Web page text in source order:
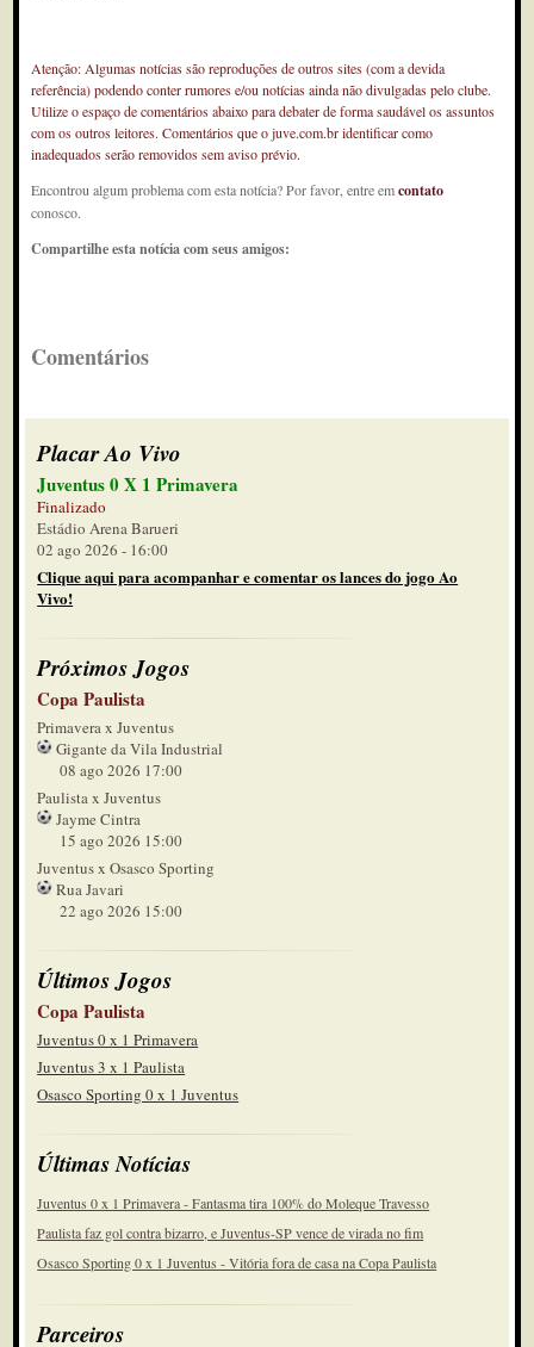
Atenção: Algumas notícias são reproduções de outros sites (com a devida
referência) podendo conter rumores e/ou notícias ainda não divulgadas pelo clube.
Utilize o espaço de comentários abaixo para debater de forma saudável os assuntos
com os outros leitores. Comentários que o juve.com.br identificar como
inadequados serão removidos sem aviso prévio.
Encontrou algum problema com esta notícia? Por favor, entre emcontato
conosco.
Compartilhe esta notícia com seus amigos:
Comentários
Placar Ao Vivo
Juventus 0 X 1 Primavera
Finalizado
Estádio Arena Barueri
02 ago 2026 - 16:00
Clique aqui para acompanhar e comentar os lances do jogo Ao
Vivo!
Próximos Jogos
Copa Paulista
Primavera x Juventus
Gigante da Vila Industrial
08 ago 2026 17:00
Paulista x Juventus
Jayme Cintra
15 ago 2026 15:00
Juventus x Osasco Sporting
Rua Javari
22 ago 2026 15:00
Últimos Jogos
Copa Paulista
Juventus 0 x 1 Primavera
Juventus 3 x 1 Paulista
Osasco Sporting 0 x 1 Juventus
Últimas Notícias
Juventus 0 x 1 Primavera - Fantasma tira 100% do Moleque Travesso
Paulista faz gol contra bizarro, e Juventus-SP vence de virada no fim
Osasco Sporting 0 x 1 Juventus - Vitória fora de casa na Copa Paulista
Parceiros